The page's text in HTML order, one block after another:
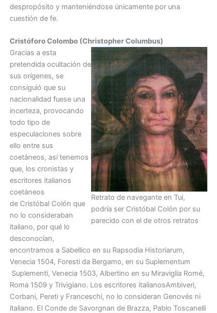
despropósito y manteniéndose únicamente por una
cuestión de fe.
Cristóforo Colombo (Christopher Columbus)
Retrato de navegante en Tui,
podría ser Cristóbal Colón por su
parecido con el de otros retratos
Gracias a esta
pretendida ocultación de
sus orígenes, se
consiguió que su
nacionalidad fuese una
incerteza, provocando
todo tipo de
especulaciones sobre
ello entre sus
coetáneos, así tenemos
que, los cronistas y
escritores italianos
coetáneos
de Cristóbal Colón que
no lo consideraban
italiano, por qué lo
desconocían,
encontramos a Sabellico en su Rapsodia Historiarum,
Venecia 1504, Foresti da Bergamo, en su Suplementum
Suplementi, Venecia 1503, Albertino en su Miraviglia Romé,
Roma 1509 y Trivigiano. Los escritores italianosAmbiveri,
Corbani, Pereti y Franceschi, no lo consideran Genovés ni
italiano. El Conde de Savorgnan de Brazza, Pablo Toscanelli